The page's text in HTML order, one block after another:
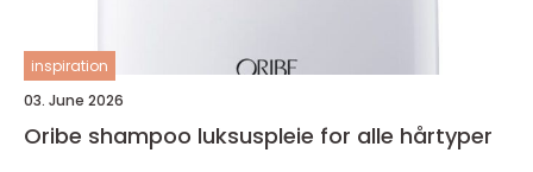
inspiration
03. June 2026
Oribe shampoo luksuspleie for alle hårtyper